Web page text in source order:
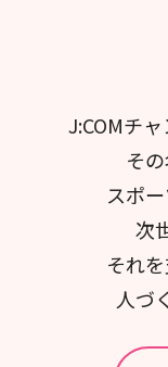
J:COMチ
そ
スポ
次
それ
人づ